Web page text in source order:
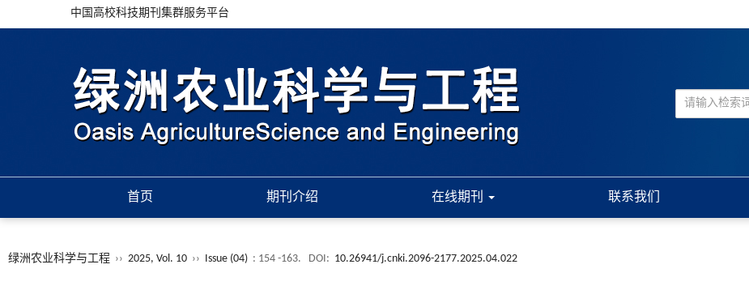
中国高校科技期刊集群服务平台
首页 期刊介绍 在线期刊 联系我们
绿洲农业科学与工程 ›› 2025, Vol. 10 ›› Issue (04) : 154 -163. DOI: 10.26941/j.cnki.2096-2177.2025.04.022